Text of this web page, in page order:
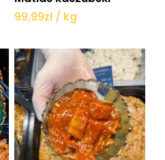
99,99zł / kg